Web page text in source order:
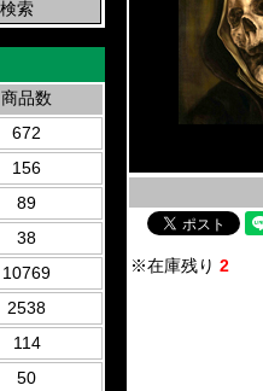
商品数
672
156
89
38
10769
2538
114
50
※在庫残り 2